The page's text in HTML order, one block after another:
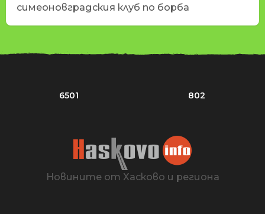
симеоновградския клуб по борба
6501 802
Новините от Хасково и региона